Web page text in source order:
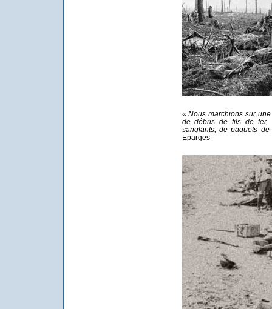
«Nous marchions sur
de débris de fils de fer,
sanglants, de paquets
Eparges